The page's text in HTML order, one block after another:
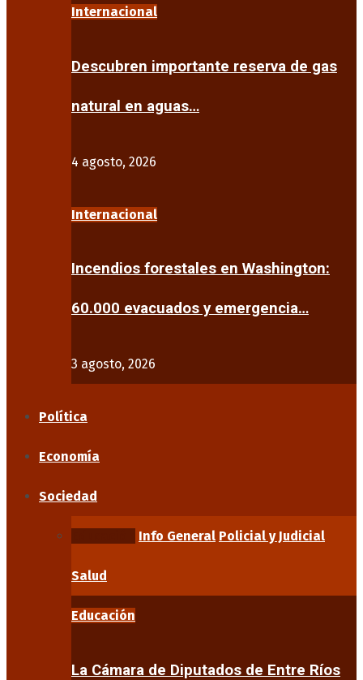
Internacional
Descubren importante reserva de gas
natural en aguas…
4 agosto, 2026
Internacional
Incendios forestales en Washington:
60.000 evacuados y emergencia…
3 agosto, 2026
Política
Economía
Sociedad
Info General Policial y Judicial
Salud
Educación
La Cámara de Diputados de Entre Ríos